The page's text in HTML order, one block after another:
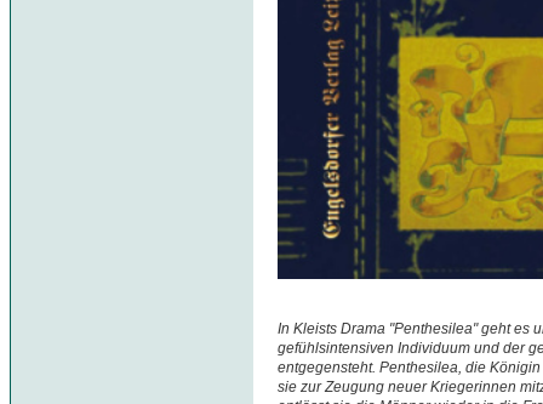
In Kleists Drama "Penthesilea" geht es
gefühlsintensiven Individuum und der
entgegensteht. Penthesilea, die
sie zur Zeugung neuer Kriegerinnen